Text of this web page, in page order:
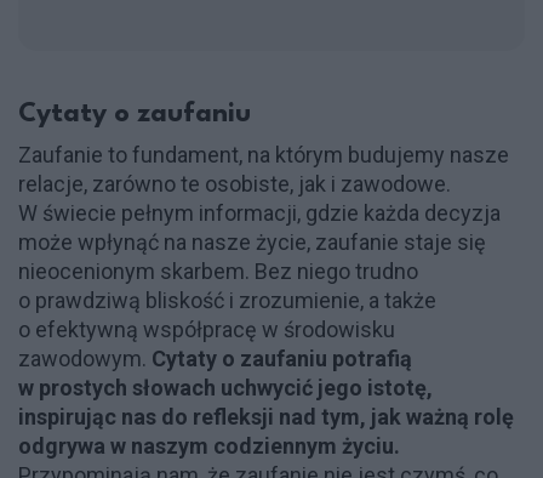
Cytaty o zaufaniu
Zaufanie to fundament, na którym budujemy nasze
relacje, zarówno te osobiste, jak i zawodowe.
W świecie pełnym informacji, gdzie każda decyzja
może wpłynąć na nasze życie, zaufanie staje się
nieocenionym skarbem. Bez niego trudno
o prawdziwą bliskość i zrozumienie, a także
o efektywną współpracę w środowisku
zawodowym. Cytaty o zaufaniu potrafią
w prostych słowach uchwycić jego istotę,
inspirując nas do refleksji nad tym, jak ważną rolę
odgrywa w naszym codziennym życiu.